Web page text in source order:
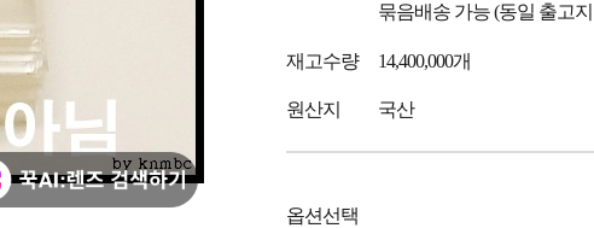
묶음배송 가능 (동일 출고
재고수량 14,400,000개
원산지 국산
옵션선택